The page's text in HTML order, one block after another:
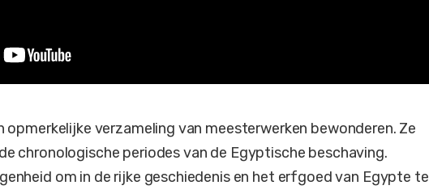
opmerkelijke verzameling van meesterwerken bewonderen. Ze
chronologische periodes van de Egyptische beschaving.
om in de rijke geschiedenis en het erfgoed van Egypte te